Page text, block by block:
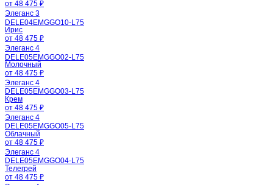
от 48 475 ₽
Элеганс 3
DELE04EMGGO10-L75
Ирис
от 48 475 ₽
Элеганс 4
DELE05EMGGO02-L75
Молочный
от 48 475 ₽
Элеганс 4
DELE05EMGGO03-L75
Крем
от 48 475 ₽
Элеганс 4
DELE05EMGGO05-L75
Облачный
от 48 475 ₽
Элеганс 4
DELE05EMGGO04-L75
Телегрей
от 48 475 ₽